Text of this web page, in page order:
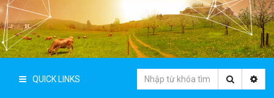
QUICK LINKS